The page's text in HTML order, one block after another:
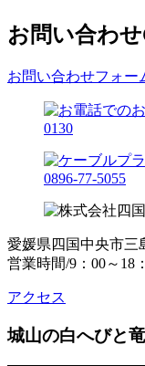
お問い合わせ
お問い合わせフォー
愛媛県四国中央市三
営業時間/9：00～18
アクセス
城山の白へびと